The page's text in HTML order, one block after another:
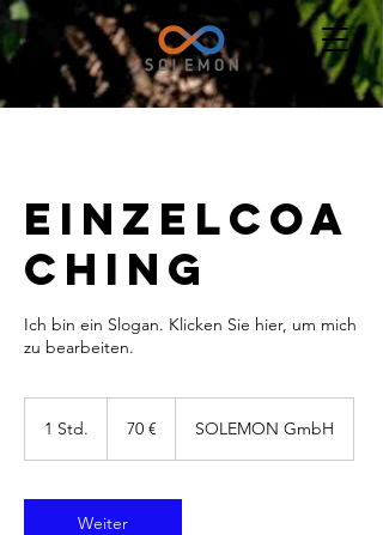
Einzelcoa
ching
Ich bin ein Slogan. Klicken Sie hier, um mich
zu bearbeiten.
1 Std.
d
70 € SOLEMON GmbH
Weiter